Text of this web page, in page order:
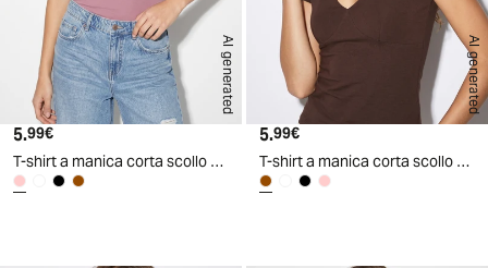
AI generated
Prezzo attuale
5.99€
T-shirt a manica corta scollo a V slim - Rosa
AI generated
Prezzo attuale
5.99€
T-shirt a manica corta scollo a V slim - Moro